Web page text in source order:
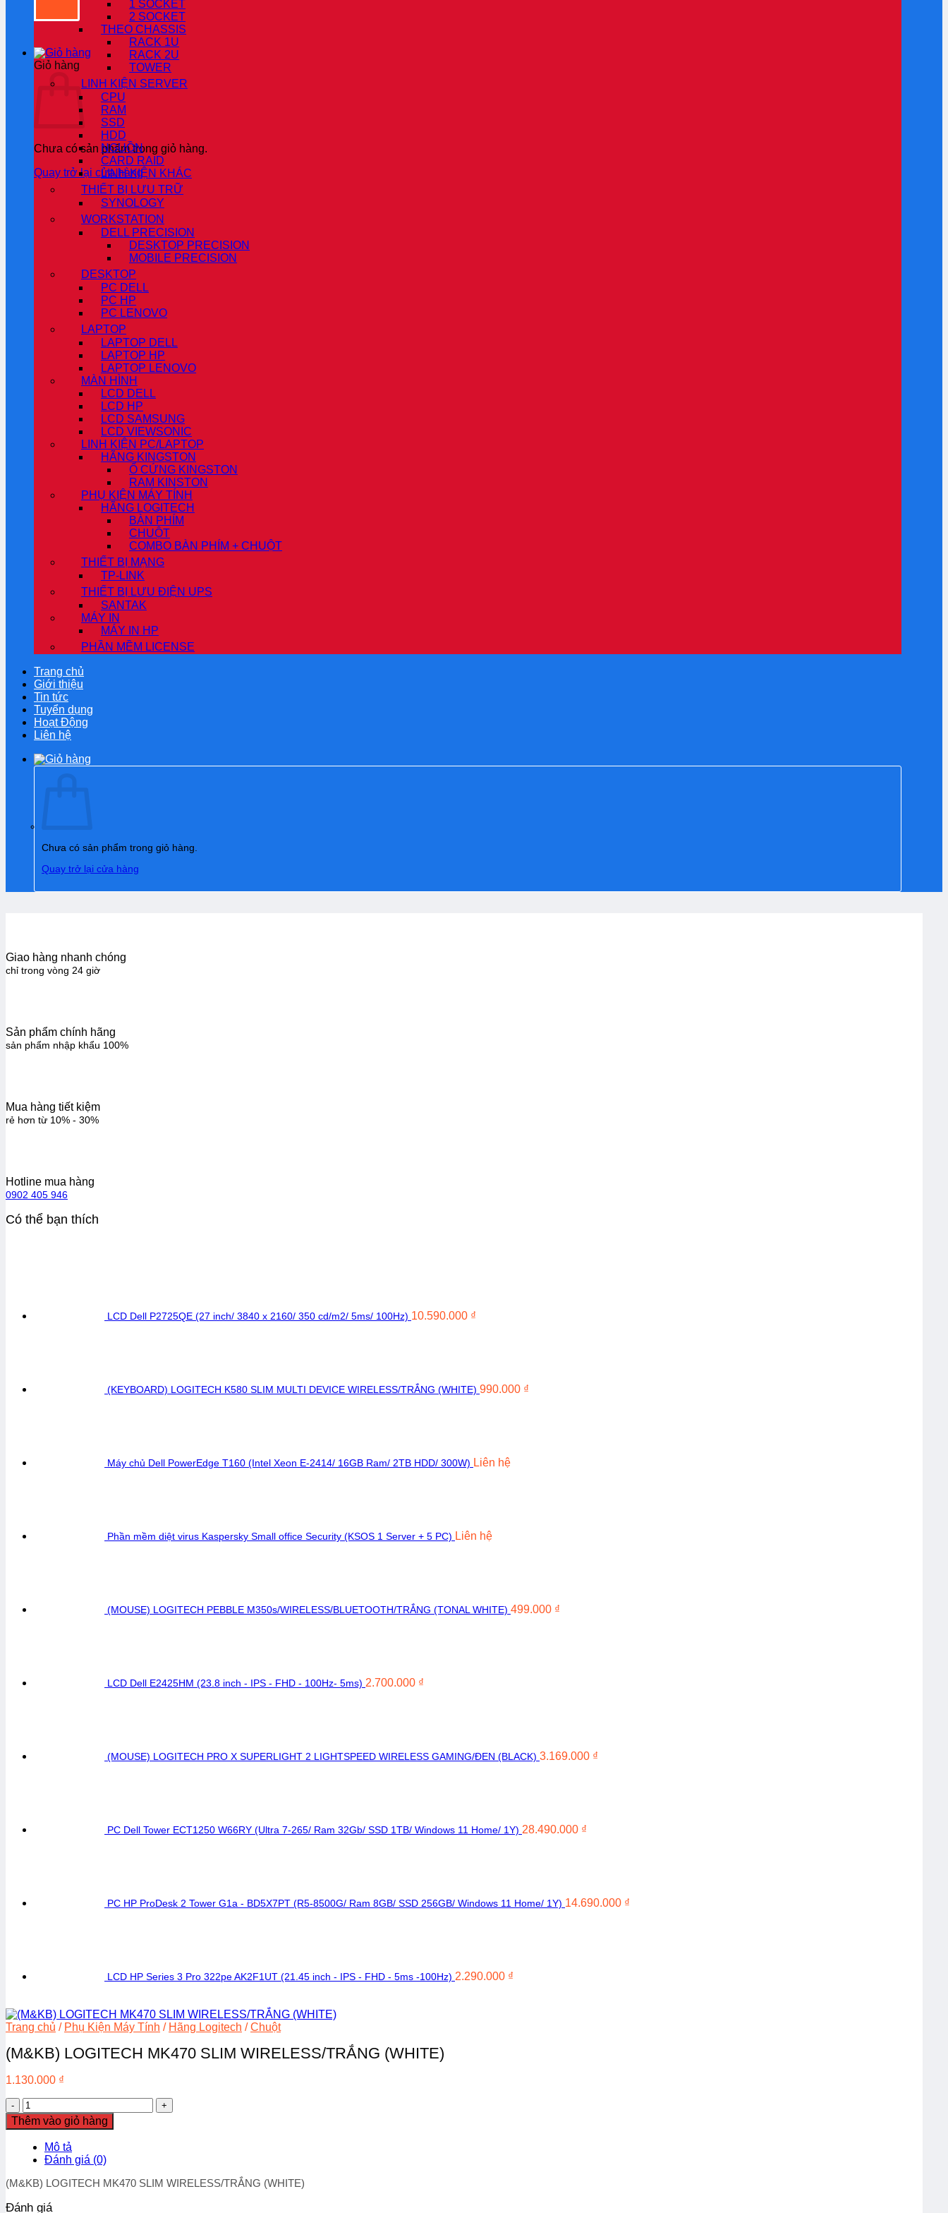
Giỏ hàng
Chưa có sản phẩm trong giỏ hàng.
Quay trở lại cửa hàng
1 SOCKET
2 SOCKET
THEO CHASSIS
RACK 1U
RACK 2U
TOWER
LINH KIỆN SERVER
CPU
RAM
SSD
HDD
NGUỒN
CARD RAID
LINH KIỆN KHÁC
THIẾT BỊ LƯU TRỮ
SYNOLOGY
WORKSTATION
DELL PRECISION
DESKTOP PRECISION
MOBILE PRECISION
DESKTOP
PC DELL
PC HP
PC LENOVO
LAPTOP
LAPTOP DELL
LAPTOP HP
LAPTOP LENOVO
MÀN HÌNH
LCD DELL
LCD HP
LCD SAMSUNG
LCD VIEWSONIC
LINH KIỆN PC/LAPTOP
HÃNG KINGSTON
Ổ CỨNG KINGSTON
RAM KINSTON
PHỤ KIỆN MÁY TÍNH
HÃNG LOGITECH
BÀN PHÍM
CHUỘT
COMBO BÀN PHÍM + CHUỘT
THIẾT BỊ MẠNG
TP-LINK
THIẾT BỊ LƯU ĐIỆN UPS
SANTAK
MÁY IN
MÁY IN HP
PHẦN MỀM LICENSE
Trang chủ
Giới thiệu
Tin tức
Tuyển dụng
Hoạt Động
Liên hệ
Chưa có sản phẩm trong giỏ hàng.
Quay trở lại cửa hàng
Giao hàng nhanh chóng
chỉ trong vòng 24 giờ
Sản phẩm chính hãng
sản phẩm nhập khẩu 100%
Mua hàng tiết kiệm
rẻ hơn từ 10% - 30%
Hotline mua hàng
0902 405 946
Có thể bạn thích
LCD Dell P2725QE (27 inch/ 3840 x 2160/ 350 cd/m2/ 5ms/ 100Hz) 10.590.000 ₫
(KEYBOARD) LOGITECH K580 SLIM MULTI DEVICE WIRELESS/TRẮNG (WHITE) 990.000 ₫
Máy chủ Dell PowerEdge T160 (Intel Xeon E-2414/ 16GB Ram/ 2TB HDD/ 300W) Liên hệ
Phần mềm diệt virus Kaspersky Small office Security (KSOS 1 Server + 5 PC) Liên hệ
(MOUSE) LOGITECH PEBBLE M350s/WIRELESS/BLUETOOTH/TRẮNG (TONAL WHITE) 499.000 ₫
LCD Dell E2425HM (23.8 inch - IPS - FHD - 100Hz- 5ms) 2.700.000 ₫
(MOUSE) LOGITECH PRO X SUPERLIGHT 2 LIGHTSPEED WIRELESS GAMING/ĐEN (BLACK) 3.169.000 ₫
PC Dell Tower ECT1250 W66RY (Ultra 7-265/ Ram 32Gb/ SSD 1TB/ Windows 11 Home/ 1Y) 28.490.000 ₫
PC HP ProDesk 2 Tower G1a - BD5X7PT (R5-8500G/ Ram 8GB/ SSD 256GB/ Windows 11 Home/ 1Y) 14.690.000 ₫
LCD HP Series 3 Pro 322pe AK2F1UT (21.45 inch - IPS - FHD - 5ms -100Hz) 2.290.000 ₫
Trang chủ / Phụ Kiện Máy Tính / Hãng Logitech / Chuột
(M&KB) LOGITECH MK470 SLIM WIRELESS/TRẮNG (WHITE)
1.130.000 ₫
(M&KB)
LOGITECH
MK470
SLIM
WIRELESS/TRẮNG
(WHITE)
số
lượng
Thêm vào giỏ hàng
Mô tả
Đánh giá (0)
(M&KB) LOGITECH MK470 SLIM WIRELESS/TRẮNG (WHITE)
Đánh giá